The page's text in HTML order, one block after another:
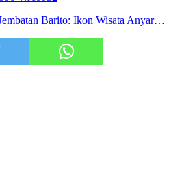
Barito: Ikon Wisata Anyar…